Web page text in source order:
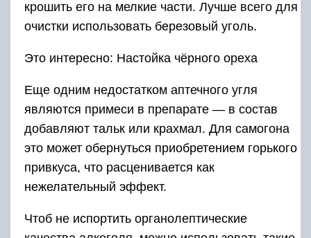
крошить его на мелкие части. Лучше всего для
очистки использовать березовый уголь.
Это интересно: Настойка чёрного ореха
Еще одним недостатком аптечного угля
являются примеси в препарате — в состав
добавляют тальк или крахмал. Для самогона
это может обернуться приобретением горького
привкуса, что расценивается как
нежелательный эффект.
Чтоб не испортить органолептические